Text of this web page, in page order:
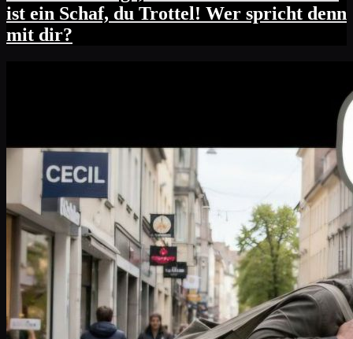
ist ein Schaf, du Trottel! Wer spricht denn
mit dir?